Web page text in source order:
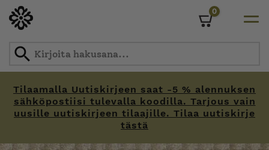
Tilaamalla Uutiskirjeen saat -5 % alennuksen
sähköpostiisi tulevalla koodilla. Tarjous vain
uusille uutiskirjeen tilaajille. Tilaa uutiskirje
tästä
0